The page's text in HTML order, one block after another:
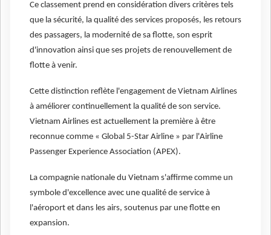
Ce classement prend en considération divers critères tels
que la sécurité, la qualité des services proposés, les retours
des passagers, la modernité de sa flotte, son esprit
d'innovation ainsi que ses projets de renouvellement de
flotte à venir.
Cette distinction reflète l'engagement de Vietnam Airlines
à améliorer continuellement la qualité de son service.
Vietnam Airlines est actuellement la première à être
reconnue comme « Global 5-Star Airline » par l'Airline
Passenger Experience Association (APEX).
La compagnie nationale du Vietnam s'affirme comme un
symbole d'excellence avec une qualité de service à
l'aéroport et dans les airs, soutenus par une flotte en
expansion.